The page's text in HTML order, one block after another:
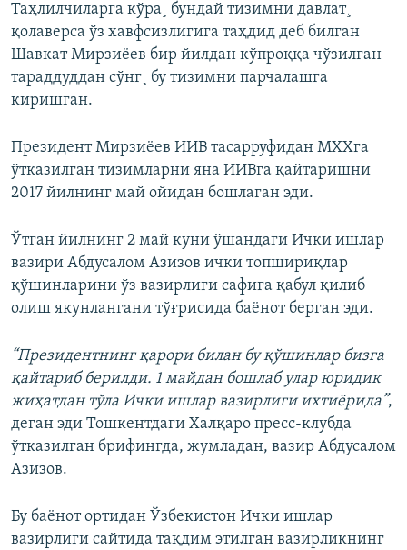
Таҳлилчиларга кўра¸ бундай тизимни давлат¸
қолаверса ўз хавфсизлигига таҳдид деб билган
Шавкат Мирзиëев бир йилдан кўпроққа чўзилган
тараддуддан сўнг¸ бу тизимни парчалашга
киришган.
Президент Мирзиëев ИИВ тасарруфидан МХХга
ўтказилган тизимларни яна ИИВга қайтаришни
2017 йилнинг май ойидан бошлаган эди.
Ўтган йилнинг 2 май куни ўшандаги Ички ишлар
вазири Абдусалом Азизов ички топшириқлар
қўшинларини ўз вазирлиги сафига қабул қилиб
олиш якунлангани тўғрисида баёнот берган эди.
“Президентнинг қарори билан бу қўшинлар бизга
қайтариб берилди. 1 майдан бошлаб улар юридик
жиҳатдан тўла Ички ишлар вазирлиги ихтиёрида”,
деган эди Тошкентдаги Халқаро пресс-клубда
ўтказилган брифингда, жумладан, вазир Абдусалом
Азизов.
Бу баëнот ортидан Ўзбекистон Ички ишлар
вазирлиги сайтида тақдим этилган вазирликнинг